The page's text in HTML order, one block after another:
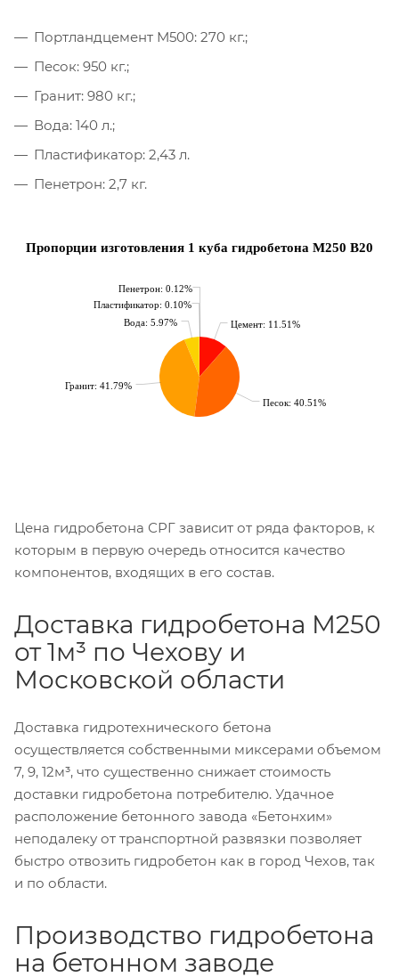
Портландцемент М500: 270 кг.;
Песок: 950 кг.;
Гранит: 980 кг.;
Вода: 140 л.;
Пластификатор: 2,43 л.
Пенетрон: 2,7 кг.
Пенетрон: 0.12%
Пластификатор: 0.10%
Вода: 5.97%
Гранит: 41.79%
Цемент: 11.51%
Песок: 40.51%
Пропорции изготовления 1 куба гидробетона М250 В20
Цена гидробетона СРГ зависит от ряда факторов, к
которым в первую очередь относится качество
компонентов, входящих в его состав.
Доставка гидробетона М250
от 1м³ по Чехову и
Московской области
Доставка гидротехнического бетона
осуществляется собственными миксерами объемом
7, 9, 12м³, что существенно снижает стоимость
доставки гидробетона потребителю. Удачное
расположение бетонного завода «Бетонхим»
неподалеку от транспортной развязки позволяет
быстро отвозить гидробетон как в город Чехов, так
и по области.
Производство гидробетона
на бетонном заводе